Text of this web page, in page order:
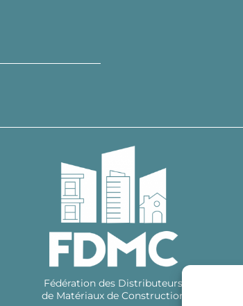
Fédération des Distributeurs
de Matériaux de Construction